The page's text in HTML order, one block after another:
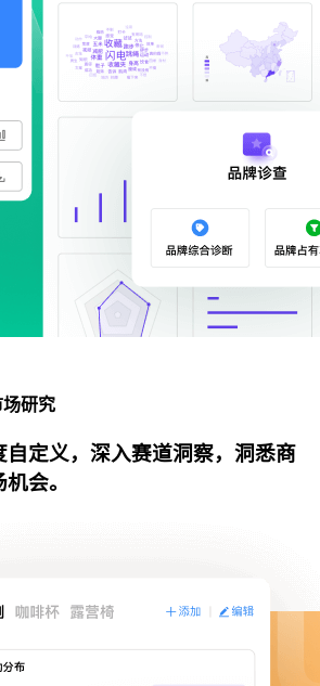
研究
自定义，深入赛道洞察，洞悉商
会。